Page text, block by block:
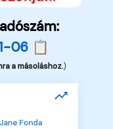
06 📋
a másoláshoz.)
Jane Fonda